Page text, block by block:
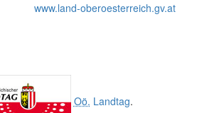
www.land-oberoesterreich.gv.at
Oö. Landtag.